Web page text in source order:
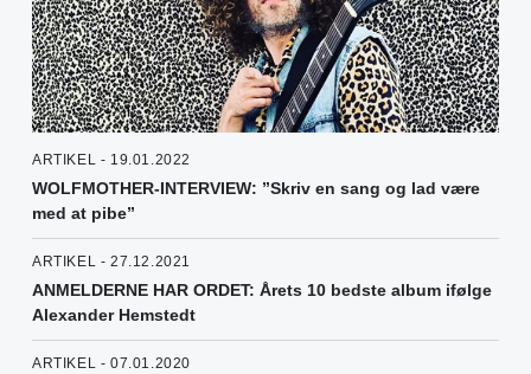
ARTIKEL - 19.01.2022
WOLFMOTHER-INTERVIEW: ”Skriv en sang og lad være
med at pibe”
ARTIKEL - 27.12.2021
ANMELDERNE HAR ORDET: Årets 10 bedste album ifølge
Alexander Hemstedt
ARTIKEL - 07.01.2020